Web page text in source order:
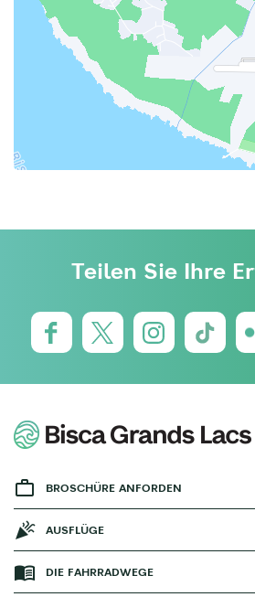
Teilen Sie Ihre
BROSCHÜRE ANFORDEN
AUSFLÜGE
DIE FAHRRADWEGE